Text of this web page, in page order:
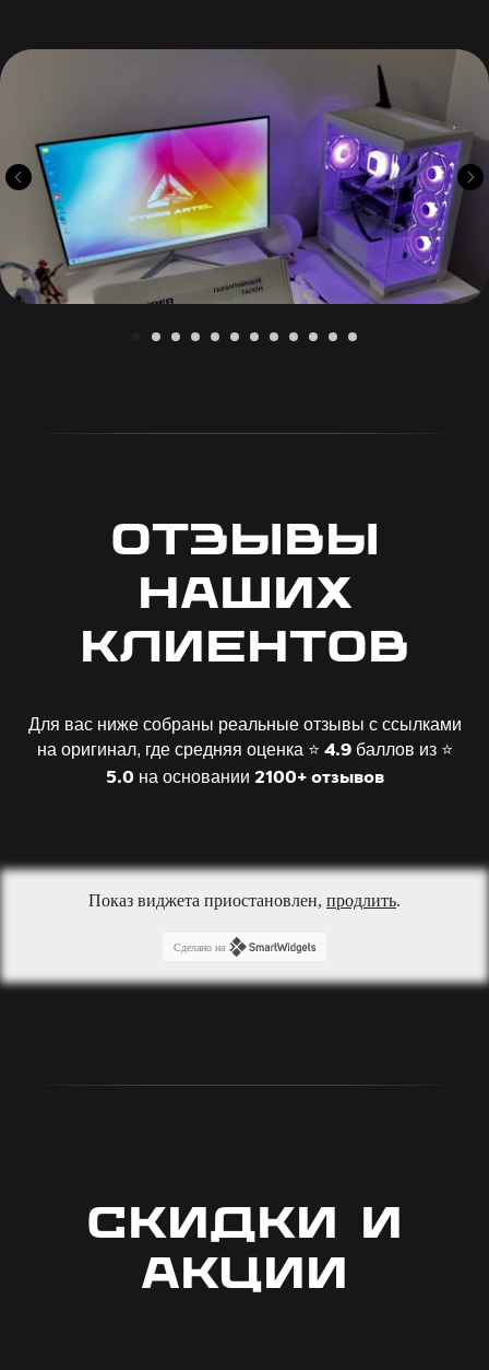
Отзывы
наших
клиентов
Для вас ниже собраны реальные отзывы с ссылками
на оригинал, где средняя оценка ⭐️ 4.9баллов из ⭐️
5.0на основании 2100+ отзывов
Показ виджета приостановлен, продлить.
Сделано на
СКИДКИ И
АКЦИИ